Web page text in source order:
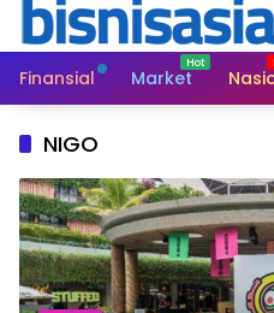
Finansial Market
NIGO